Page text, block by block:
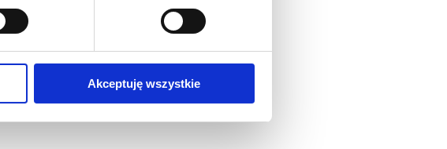
Akceptuję wszystkie